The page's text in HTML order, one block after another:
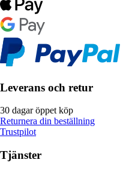
Leverans och retur
30 dagar öppet köp
Returnera din beställning
Trustpilot
Tjänster